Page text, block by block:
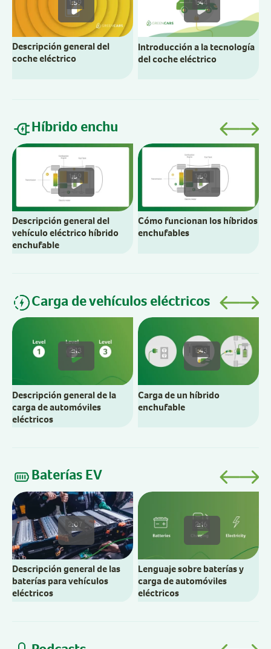
1:59
Descripción general del
coche eléctrico
1:44
Introducción a la tecnología
del coche eléctrico
Híbrido enchu
1:59
Descripción general del
vehículo eléctrico híbrido
enchufable
1:59
Cómo funcionan los híbridos
enchufables
Carga de vehículos eléctricos
2:13
Descripción general de la
carga de automóviles
eléctricos
1:43
Carga de un híbrido
enchufable
Baterías EV
2:07
Descripción general de las
baterías para vehículos
eléctricos
2:16
Lenguaje sobre baterías y
carga de automóviles
eléctricos